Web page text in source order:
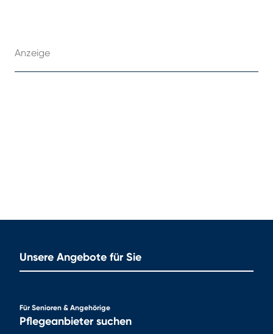
Anzeige
Unsere Angebote für Sie
Für Senioren & Angehörige
Pflegeanbieter suchen